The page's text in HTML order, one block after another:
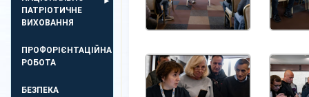
ПАТРІОТИЧНЕ
ВИХОВАННЯ
ПРОФОРІЄНТАЦІЙНА
РОБОТА
БЕЗПЕКА